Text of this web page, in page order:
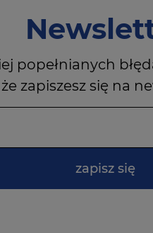
popełnianych
że zapiszesz się na
zapisz się